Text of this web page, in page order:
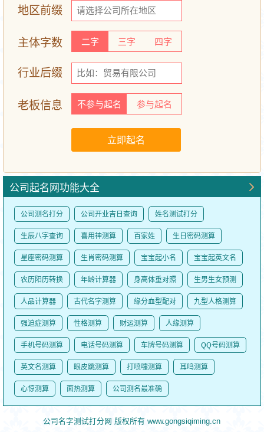
地区前缀
主体字数 二字 三字 四字
行业后缀
老板信息 不参与起名 参与起名
公司起名网功能大全
公司测名打分 公司开业吉日查询 姓名测试打分
生辰八字查询 喜用神测算 百家姓 生日密码测算
星座密码测算 生肖密码测算 宝宝起小名 宝宝起英文名
农历阳历转换 年龄计算器 身高体重对照 生男生女预测
人品计算器 古代名字测算 缘分血型配对 九型人格测算
强迫症测算 性格测算 财运测算 人缘测算
手机号码测算 电话号码测算 车牌号码测算 QQ号码测算
英文名测算 眼皮跳测算 打喷嚏测算 耳鸣测算
心惊测算 面热测算 公司测名最准确
公司名字测试打分网 版权所有 www.gongsiqiming.cn